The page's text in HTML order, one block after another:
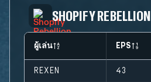
SHOPIFY REBELLION
ผู้เล่น EPS
REXEN 43